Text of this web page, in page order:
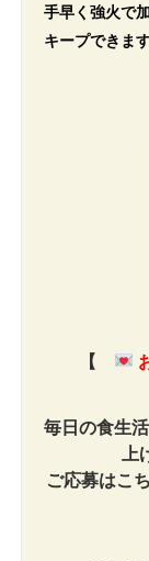
手早く強火で
キープできます
【
毎日の食生
ご応募はこ